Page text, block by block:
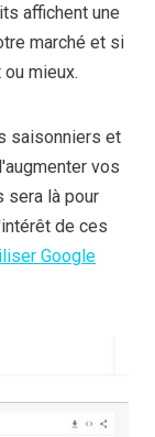
affichent une
marché et si
mieux.
saisonniers et
vos
sera là pour
de ces
Google